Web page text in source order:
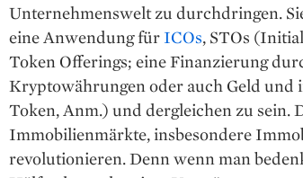
Unternehmenswelt zu durchdringen.
eine Anwendung für ICOs, STOs
Token Offerings; eine Finanzierung
Kryptowährungen oder auch Geld und
Token, Anm.) und dergleichen zu sein.
Immobilienmärkte, insbesondere
revolutionieren. Denn wenn man